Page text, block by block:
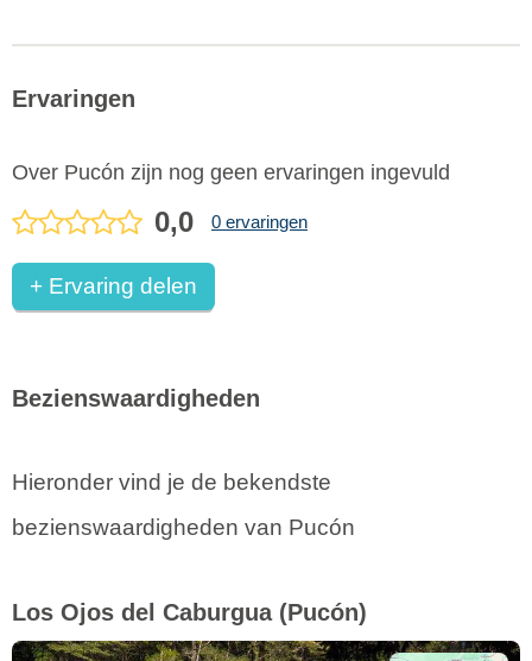
Ervaringen
Over Pucón zijn nog geen ervaringen ingevuld
0,0 0 ervaringen
+ Ervaring delen
Bezienswaardigheden
Hieronder vind je de bekendste
bezienswaardigheden van Pucón
Los Ojos del Caburgua (Pucón)